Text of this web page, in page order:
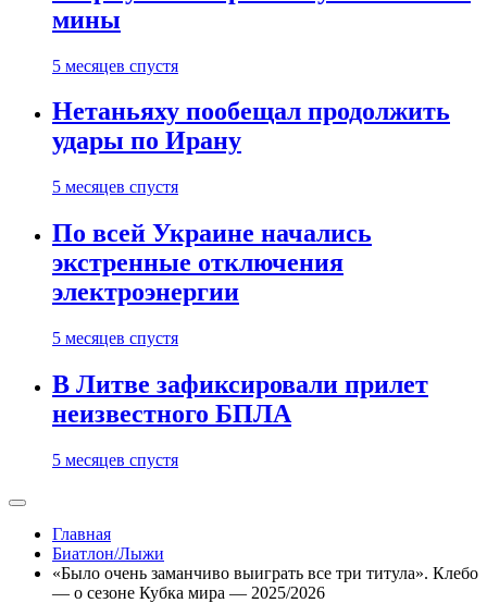
мины
5 месяцев спустя
Нетаньяху пообещал продолжить
удары по Ирану
5 месяцев спустя
По всей Украине начались
экстренные отключения
электроэнергии
5 месяцев спустя
В Литве зафиксировали прилет
неизвестного БПЛА
5 месяцев спустя
Главная
Биатлон/Лыжи
«Было очень заманчиво выиграть все три титула». Клебо
— о сезоне Кубка мира — 2025/2026